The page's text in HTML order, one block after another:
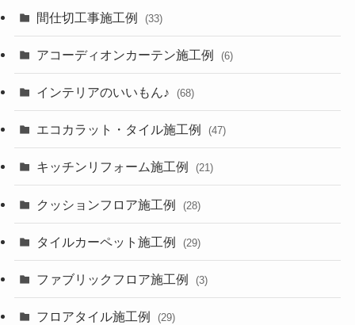
間仕切工事施工例 (33)
アコーディオンカーテン施工例 (6)
インテリアのいいもん♪ (68)
エコカラット・タイル施工例 (47)
キッチンリフォーム施工例 (21)
クッションフロア施工例 (28)
タイルカーペット施工例 (29)
ファブリックフロア施工例 (3)
フロアタイル施工例 (29)